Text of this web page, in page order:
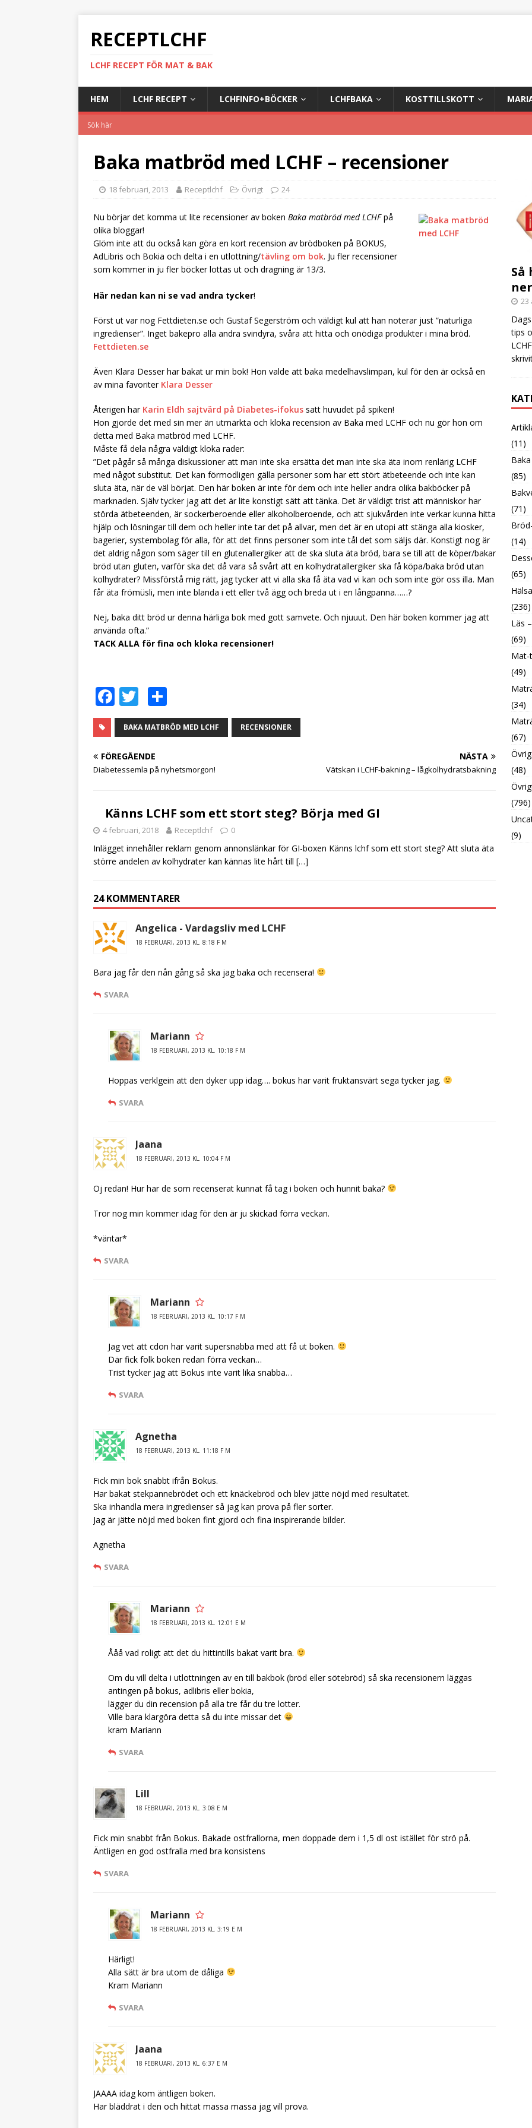
RECEPTLCHF
LCHF RECEPT FÖR MAT & BAK
HEM LCHF RECEPT LCHFINFO+BÖCKER LCHFBAKA KOSTTILLSKOTT
Baka matbröd med LCHF – recensioner
18 februari, 2013 Receptlchf Övrigt 24
Nu börjar det komma ut lite recensioner av boken Baka matbröd med LCHFpå
olika bloggar!
Glöm inte att du också kan göra en kort recension av brödboken på BOKUS,
AdLibris och Bokia och delta i en utlottning/tävling om bok. Ju fler recensioner
som kommer in ju fler böcker lottas ut och dragning är 13/3.
Här nedan kan ni se vad andra tycker!
Först ut var nog Fettdieten.se och Gustaf Segerström och väldigt kul att han noterar just ”naturliga
ingredienser”. Inget bakepro alla andra svindyra, svåra att hitta och onödiga produkter i mina bröd.
Fettdieten.se
Även Klara Desser har bakat ur min bok! Hon valde att baka medelhavslimpan, kul för den är också en
av mina favoriter Klara Desser
Återigen har Karin Eldh sajtvärd på Diabetes-ifokus satt huvudet på spiken!
Hon gjorde det med sin mer än utmärkta och kloka recension av Baka med LCHF och nu gör hon om
detta med Baka matbröd med LCHF.
Måste få dela några väldigt kloka rader:
”Det pågår så många diskussioner att man inte ska ersätta det man inte ska äta inom renlärig LCHF
med något substitut. Det kan förmodligen gälla personer som har ett stört ätbeteende och inte kan
sluta äta, när de väl börjat. Den här boken är inte för dem och inte heller andra olika bakböcker på
marknaden. Själv tycker jag att det är lite konstigt sätt att tänka. Det är väldigt trist att människor har
störda ätbeteenden, är sockerberoende eller alkoholberoende, och att sjukvården inte verkar kunna hitta
hjälp och lösningar till dem och heller inte tar det på allvar, men det är en utopi att stänga alla kiosker,
bagerier, systembolag för alla, för att det finns personer som inte tål det som säljs där. Konstigt nog är
det aldrig någon som säger till en glutenallergiker att de ska sluta äta bröd, bara se till att de köper/bakar
bröd utan gluten, varför ska det då vara så svårt att en kolhydratallergiker ska få köpa/baka bröd utan
kolhydrater? Missförstå mig rätt, jag tycker att vi alla ska få äta vad vi kan och som inte gör oss illa. Man
får äta frömüsli, men inte blanda i ett eller två ägg och breda ut i en långpanna……?
Nej, baka ditt bröd ur denna härliga bok med gott samvete. Och njuuut. Den här boken kommer jag att
använda ofta.”
TACK ALLA för fina och kloka recensioner!
F
a
c
e
b
o
k
T
w
it
te
r
el
a
BAKA MATBRÖD MED LCHF RECENSIONER
FÖREGÅENDE
Diabetessemla på nyhetsmorgon!
NÄSTA
Vätskan i LCHF-bakning – lågkolhydratsbakning
Känns LCHF som ett stort steg? Börja med GI
4 februari, 2018 Receptlchf 0
Inlägget innehåller reklam genom annonslänkar för GI-boxen Känns lchf som ett stort steg? Att sluta äta
större andelen av kolhydrater kan kännas lite hårt till […]
24 KOMMENTARER
Angelica - Vardagsliv med LCHF
18 FEBRUARI, 2013 KL. 8:18 F M
Bara jag får den nån gång så ska jag baka och recensera!
SVARA
Mariann
18 FEBRUARI, 2013 KL. 10:18 F M
Hoppas verklgein att den dyker upp idag…. bokus har varit fruktansvärt sega tycker jag.
SVARA
Jaana
18 FEBRUARI, 2013 KL. 10:04 F M
Oj redan! Hur har de som recenserat kunnat få tag i boken och hunnit baka?
Tror nog min kommer idag för den är ju skickad förra veckan.
*väntar*
SVARA
Mariann
18 FEBRUARI, 2013 KL. 10:17 F M
Jag vet att cdon har varit supersnabba med att få ut boken.
Där fick folk boken redan förra veckan…
Trist tycker jag att Bokus inte varit lika snabba…
SVARA
Agnetha
18 FEBRUARI, 2013 KL. 11:18 F M
Fick min bok snabbt ifrån Bokus.
Har bakat stekpannebrödet och ett knäckebröd och blev jätte nöjd med resultatet.
Ska inhandla mera ingredienser så jag kan prova på fler sorter.
Jag är jätte nöjd med boken fint gjord och fina inspirerande bilder.
Agnetha
SVARA
Mariann
18 FEBRUARI, 2013 KL. 12:01 E M
Ååå vad roligt att det du hittintills bakat varit bra.
Om du vill delta i utlottningen av en till bakbok (bröd eller sötebröd) så ska recensionern läggas
antingen på bokus, adlibris eller bokia,
lägger du din recension på alla tre får du tre lotter.
Ville bara klargöra detta så du inte missar det
kram Mariann
SVARA
Lill
18 FEBRUARI, 2013 KL. 3:08 E M
Fick min snabbt från Bokus. Bakade ostfrallorna, men doppade dem i 1,5 dl ost istället för strö på.
Äntligen en god ostfralla med bra konsistens
SVARA
Mariann
18 FEBRUARI, 2013 KL. 3:19 E M
Härligt!
Alla sätt är bra utom de dåliga
Kram Mariann
SVARA
Jaana
18 FEBRUARI, 2013 KL. 6:37 E M
JAAAA idag kom äntligen boken.
Har bläddrat i den och hittat massa massa jag vill prova.
Så
23
tips
(11)
(85)
(71)
(14)
(65)
(236)
Läs
(69)
Mat-
(49)
(34)
(67)
(48)
(796)
(9)